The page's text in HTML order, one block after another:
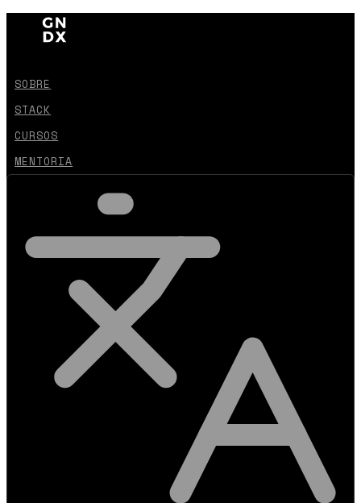
SOBRE
STACK
CURSOS
MENTORIA